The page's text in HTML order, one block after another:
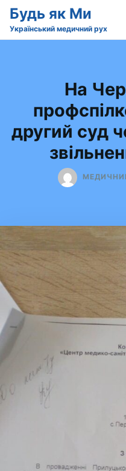
SkipSearch
for:
Будь як Ми
Український медичний рух
На
другий суд